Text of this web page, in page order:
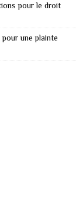
pour le droit
une plainte